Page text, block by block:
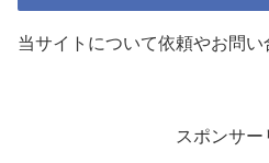
当サイトについて依頼やお問い
スポンサー